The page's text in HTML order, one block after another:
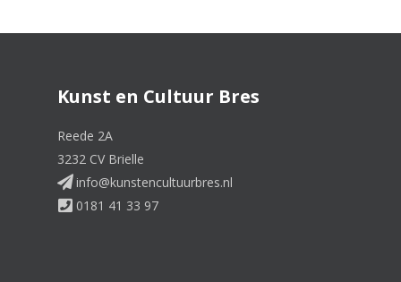
Kunst en Cultuur Bres
Reede 2A
3232 CV Brielle
info@kunstencultuurbres.nl
0181 41 33 97